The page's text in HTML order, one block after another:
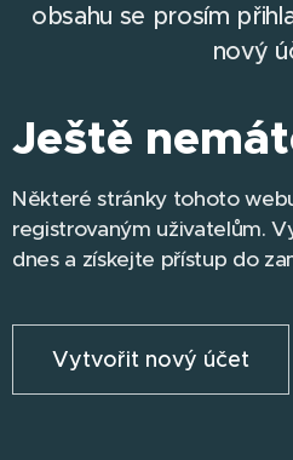
obsahu se prosím
nový
Ještě
Některé stránky tohoto
registrovaným uživatelům.
dnes a získejte přístup do
Vytvořit nový účet